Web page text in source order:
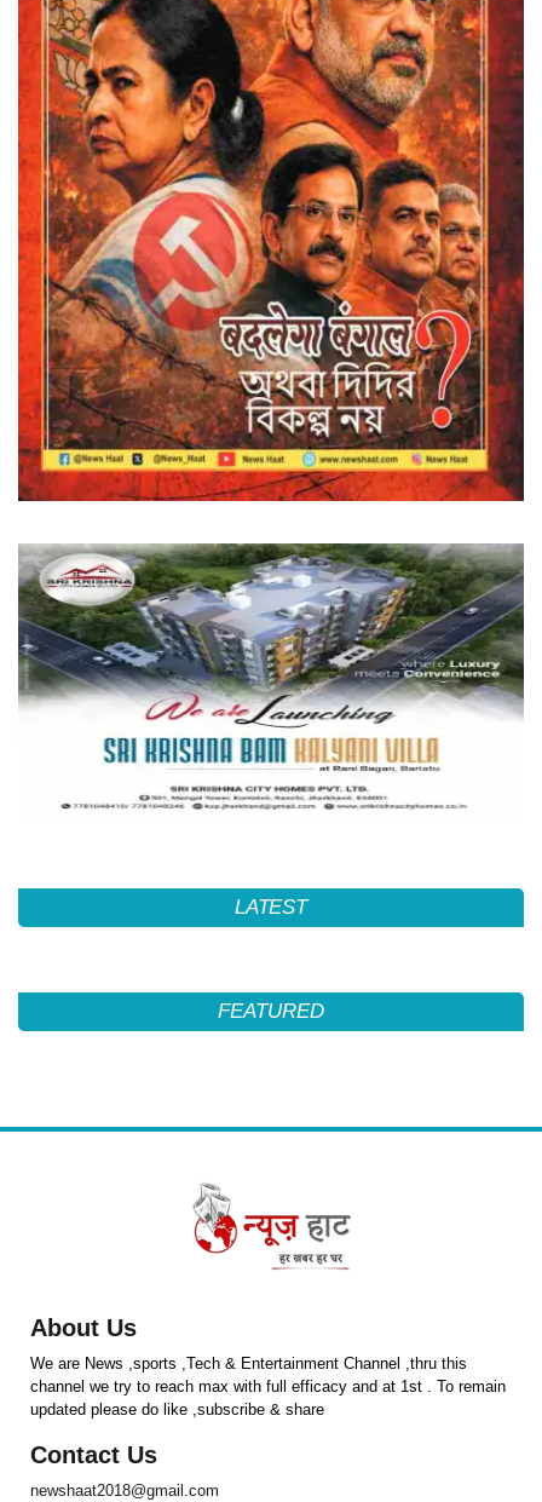
LATEST
FEATURED
About Us
We are News ,sports ,Tech & Entertainment Channel ,thru this
channel we try to reach max with full efficacy and at 1st . To remain
updated please do like ,subscribe & share
Contact Us
newshaat2018@gmail.com